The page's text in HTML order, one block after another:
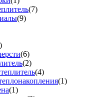
(7)
(9)
(6)
(2)
(4)
(1)
(1)